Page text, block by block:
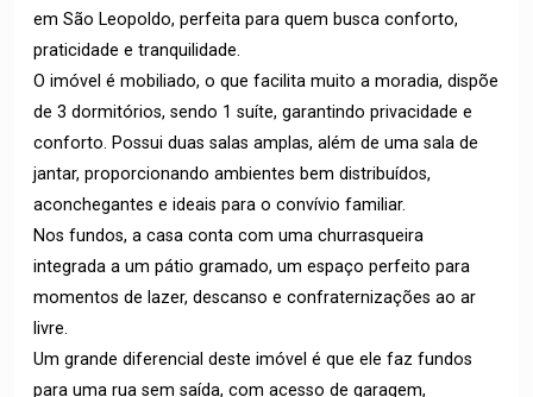
em São Leopoldo, perfeita para quem busca conforto,
praticidade e tranquilidade.
O imóvel é mobiliado, o que facilita muito a moradia, dispõe
de 3 dormitórios, sendo 1 suíte, garantindo privacidade e
conforto. Possui duas salas amplas, além de uma sala de
jantar, proporcionando ambientes bem distribuídos,
aconchegantes e ideais para o convívio familiar.
Nos fundos, a casa conta com uma churrasqueira
integrada a um pátio gramado, um espaço perfeito para
momentos de lazer, descanso e confraternizações ao ar
livre.
Um grande diferencial deste imóvel é que ele faz fundos
para uma rua sem saída, com acesso de garagem,